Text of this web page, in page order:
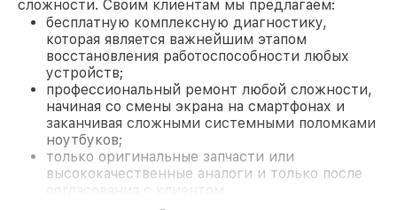
сложности. Своим клиентам мы предлагаем:
бесплатную комплексную диагностику,
которая является важнейшим этапом
восстановления работоспособности любых
устройств;
профессиональный ремонт любой сложности,
начиная со смены экрана на смартфонах и
заканчивая сложными системными поломками
ноутбуков;
только оригинальные запчасти или
высококачественные аналоги и только после
согласования с клиентом.